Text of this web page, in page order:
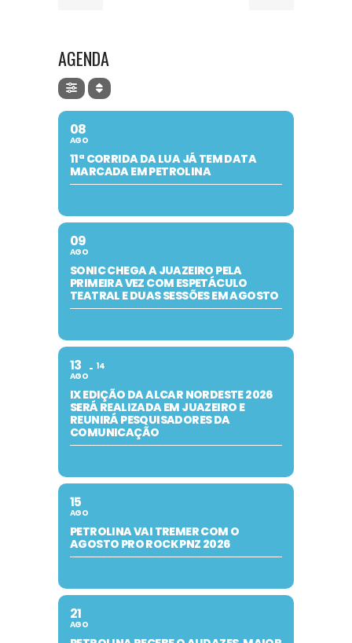
AGENDA
08
AGO
11ª CORRIDA DA LUA JÁ TEM DATA
MARCADA EM PETROLINA
09
AGO
SONIC CHEGA A JUAZEIRO PELA
PRIMEIRA VEZ COM ESPETÁCULO
TEATRAL E DUAS SESSÕES EM AGOSTO
13
AGO
14
IX EDIÇÃO DA ALCAR NORDESTE 2026
SERÁ REALIZADA EM JUAZEIRO E
REUNIRÁ PESQUISADORES DA
COMUNICAÇÃO
15
AGO
PETROLINA VAI TREMER COM O
AGOSTO PRO ROCK PNZ 2026
21
AGO